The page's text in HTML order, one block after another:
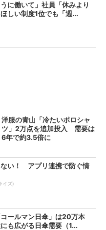
に働いて」社員「休みより
しい制度1位でも「週...
洋服の青山「冷たいポロシャ
ツ」2万点を追加投入 需要は
6年で約3.5倍に
ない！ アプリ連携で防ぐ情
イズ)
ールマン日傘」は20万本
も広がる日傘需要（1...